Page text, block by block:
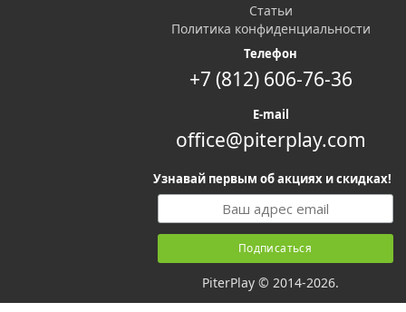
Статьи
Политика конфиденциальности
Телефон
+7 (812) 606-76-36
E-mail
office@piterplay.com
Узнавай первым об акциях и скидках!
PiterPlay © 2014-2026.